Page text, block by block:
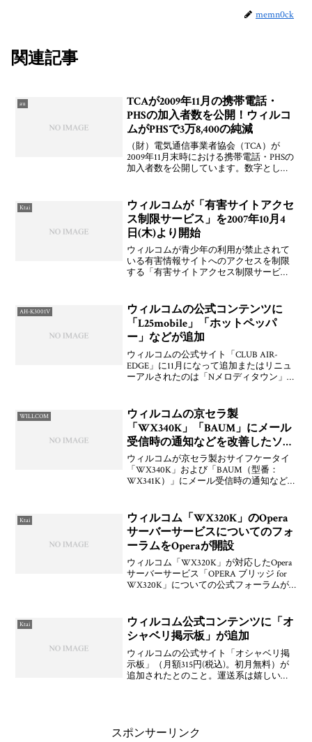
memn0ck
関連記事
au
TCAが2009年11月の携帯電話・
PHSの加入者数を公開！ウィルコ
ムがPHSで3万8,400の純減
（財）電気通信事業者協会（TCA）が
2009年11月末時における携帯電話・PHSの
加入者数を公開しています。数字として
が8万7,500件純増，イー・
Ktai
ウィルコムが「有害サイトアクセ
ス制限サービス」を2007年10月4
日(木)より開始
ウィルコムが青少年の利用が禁止されて
いる有害情報サイトへのアクセスを制限
する「有害サイトアクセス制限サービ
ZERO3シリーズ（WS003SH・WS004SH・
AH-K3001V
ウィルコムの公式コンテンツに
「L25mobile」「ホットペッパ
ー」などが追加
ウィルコムの公式サイト「CLUB AIR-
EDGE」に11月になって追加またはリニュ
ーアルされたのは「Nメロディタウン」
ド」「＠萌えドル学園」「本物の心理テ
WILLCOM
ウィルコムの京セラ製
「WX340K」「BAUM」にメール
受信時の通知などを改善したソフ
トウェア更新が提供開始
ウィルコムが京セラ製おサイフケータイ
「WX340K」および「BAUM（型番：
WX341K）」にメール受信時の通知など
載機種の長らくの要望だったものがだっ
た
Ktai
ウィルコム「WX320K」のOpera
サーバーサービスについてのフォ
ーラムをOperaが開設
ウィルコム「WX320K」が対応したOpera
サーバーサービス「OPERA ブリッジ for
WX320K」についての公式フォーラムが
今後の方向性などにも影響を与えるこ
Ktai
ウィルコム公式コンテンツに「オ
シャベリ掲示板」が追加
ウィルコムの公式サイト「オシャベリ掲
示板」（月額315円(税込)。初月無料）が
追加されたとのこと。運送系は嬉しいで
スポンサーリンク